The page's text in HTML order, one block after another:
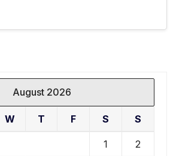
August 2026
W T F S S
1 2